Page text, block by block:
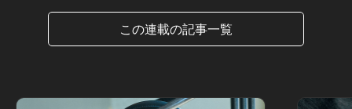
この連載の記事一覧